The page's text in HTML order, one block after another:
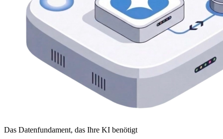
Das Datenfundament, das Ihre KI benötigt